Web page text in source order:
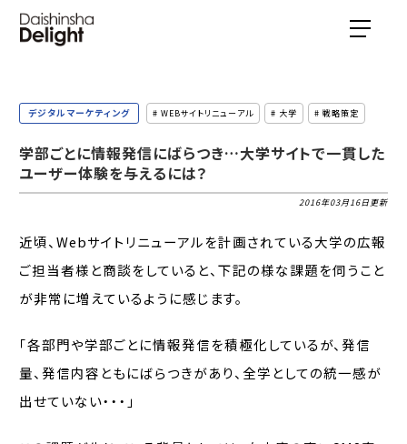
デジタルマーケティング # WEBサイトリニューアル # 大学 # 戦略策定
学部ごとに情報発信にばらつき…大学サイトで一貫した
ユーザー体験を与えるには？
2016年03月16日更新
近頃、Webサイトリニューアルを計画されている大学の広報
ご担当者様と商談をしていると、下記の様な課題を伺うこと
が非常に増えているように感じます。
「各部門や学部ごとに情報発信を積極化しているが、発信
量、発信内容ともにばらつきがあり、全学としての統一感が
出せていない・・・」